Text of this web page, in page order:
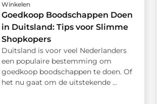
Winkelen
Goedkoop Boodschappen Doen
in Duitsland: Tips voor Slimme
Shopkopers
Duitsland is voor veel Nederlanders
een populaire bestemming om
goedkoop boodschappen te doen. Of
het nu gaat om de uitstekende ...